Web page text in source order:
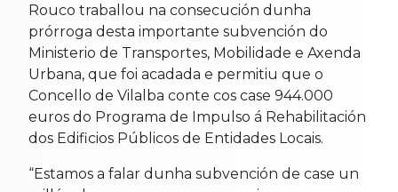
Rouco traballou na consecución dunha
prórroga desta importante subvención do
Ministerio de Transportes, Mobilidade e Axenda
Urbana, que foi acadada e permitiu que o
Concello de Vilalba conte cos case 944.000
euros do Programa de Impulso á Rehabilitación
dos Edificios Públicos de Entidades Locais.
“Estamos a falar dunha subvención de case un